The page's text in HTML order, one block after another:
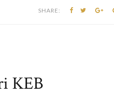
SHARE:
KEB